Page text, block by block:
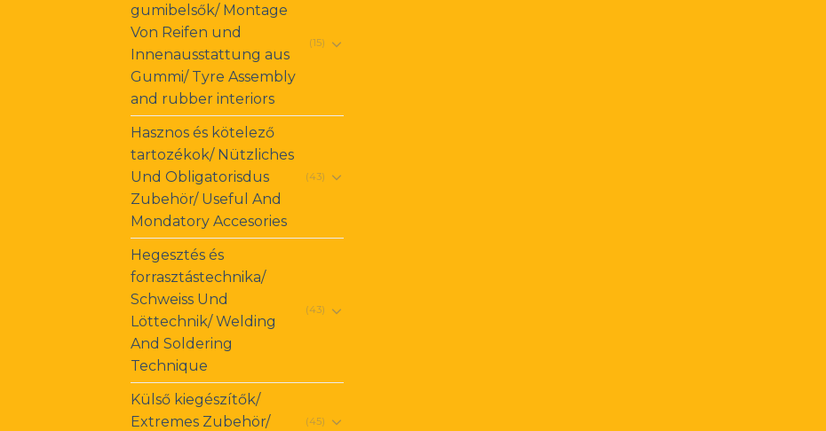
gumibelsők/ Montage
Von Reifen und
Innenausstattung aus
Gummi/ Tyre Assembly
and rubber interiors
(15)
Hasznos és kötelező
tartozékok/ Nützliches
Und Obligatorisdus
Zubehör/ Useful And
Mondatory Accesories
(43)
Hegesztés és
forrasztástechnika/
Schweiss Und
Löttechnik/ Welding
And Soldering
Technique
(43)
Külső kiegészítők/
Extremes Zubehör/
(45)